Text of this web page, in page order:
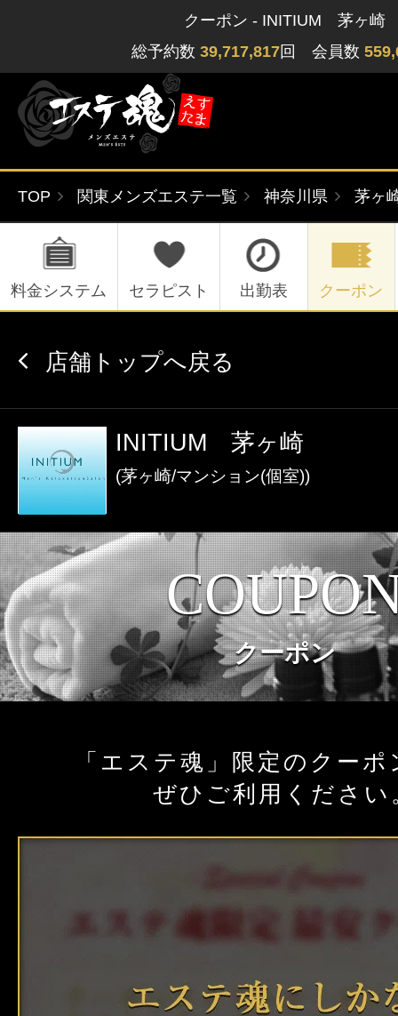
クーポン - INITIUM 茅ヶ崎
総予約数 39,717,817回 会員数
閲覧履歴
ゲストさん
関西版
北海道・東北版 九州・沖縄版
無料会員登録
ログイン
夏の特集イベント開催中！
激アツなお店を多数掲載！
メンズエステ店
お店を探す
お店検索ページへ
エリアから探す
栃木
ジャンルから探す
セラピスト
セラピストを探す
セラピスト検索ページ
本日出勤のセラピスト
即セラ
エリアから探す
TOP 関東メンズエステ一覧 神奈川県 茅ヶ
料金システム セラピスト 出勤表 クーポン
店舗トップへ戻る
INITIUM 茅ヶ崎
(茅ヶ崎/マンション(個室))
クーポン
「エステ魂」限定のクー
ぜひご利用ください